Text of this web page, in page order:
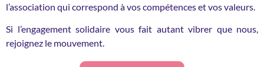
l’association qui correspond à vos compétences et vos valeurs.
Si l’engagement solidaire vous fait autant vibrer que nous,
rejoignez le mouvement.